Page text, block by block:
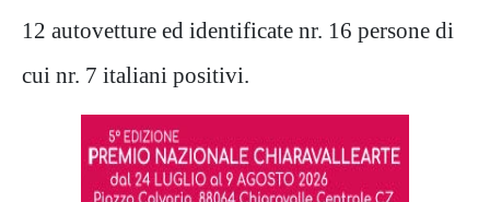
12 autovetture ed identificate nr. 16 persone di
cui nr. 7 italiani positivi.